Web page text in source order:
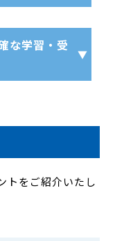
な学習・受
トをご紹介いたし